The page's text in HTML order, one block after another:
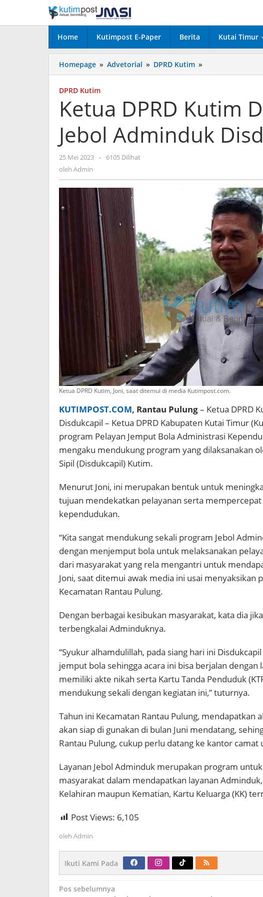
konten
Home Kutimpost E-Paper Berita Kutai Timur
Homepage » Advetorial » DPRD Kutim »
DPRD
Program
Jebol
Adminduk
Disdukcapil
DPRD Kutim
Ketua DPRD Kutim
Jebol Adminduk
25 Mei 2023 oleh
-
6105 Dilihat
oleh Admin
Ketua DPRD Kutim, Joni, saat ditemui di media Kutimpost.com.
KUTIMPOST.COM, Rantau Pulung– Ketua DPRD
Disdukcapil – Ketua DPRD Kabupaten Kutai Timur
program Pelayan Jemput Bola Administrasi
mengaku mendukung program yang dilaksanakan
Sipil (Disdukcapil) Kutim.
Menurut Joni, ini merupakan bentuk untuk
tujuan mendekatkan pelayanan serta
kependudukan.
“Kita sangat mendukung sekali program Jebol
dengan menjemput bola untuk melaksanakan
dari masyarakat yang rela mengantri untuk
Joni, saat ditemui awak media ini usai menyaksikan
Kecamatan Rantau Pulung.
Dengan berbagai kesibukan masyarakat, kata dia
terbengkalai Adminduknya.
“Syukur alhamdulillah, pada siang hari ini
jemput bola sehingga acara ini bisa berjalan
memiliki akte nikah serta Kartu Tanda Penduduk
mendukung sekali dengan kegiatan ini,” tuturnya.
Tahun ini Kecamatan Rantau Pulung, mendapatkan
akan siap di gunakan di bulan Juni mendatang,
Rantau Pulung, cukup perlu datang ke kantor
Layanan Jebol Adminduk merupakan program
masyarakat dalam mendapatkan layanan
Kelahiran maupun Kematian, Kartu Keluarga (KK)
Post Views: 6,105
oleh Admin
Ikuti Kami Pada
Navigasi
pos
Pos sebelumnya